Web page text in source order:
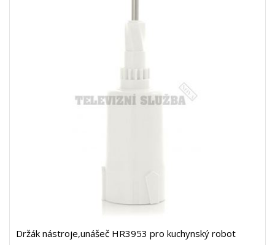
Držák nástroje,unášeč HR3953 pro kuchynský robot